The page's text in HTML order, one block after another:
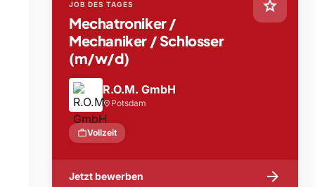
star
JOB DES TAGES
Mechatroniker /
Mechaniker / Schlosser
(m/w/d)
R.O.M. GmbH
location_on Potsdam
workVollzeit
Jetzt bewerben arrow_forward